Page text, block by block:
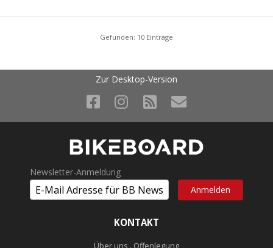
Gefunden: 10 Einträge
Zur Desktop-Version
Newsletter-Anmeldung
KONTAKT